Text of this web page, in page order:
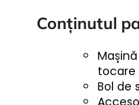
Conținutul
tocare
Bol de